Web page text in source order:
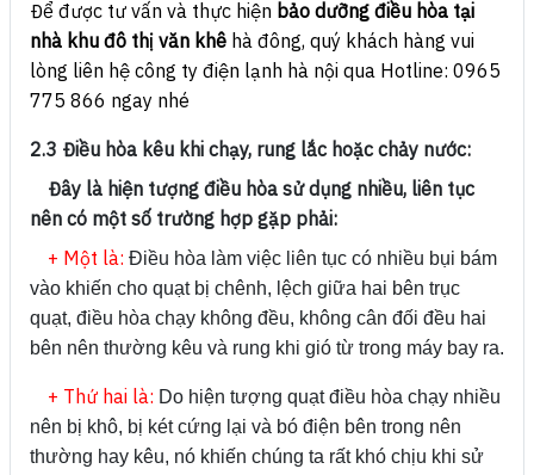
Để được tư vấn và thực hiện bảo dưỡng điều hòa tại
nhà khu đô thị văn khê hà đông, quý khách hàng vui
lòng liên hệ công ty điện lạnh hà nội qua Hotline: 0965
775 866 ngay nhé
2.3 Điều hòa kêu khi chạy, rung lắc hoặc chảy nước:
Đây là hiện tượng điều hòa sử dụng nhiều, liên tục
nên có một số trường hợp gặp phải:
+ Một là: Điều hòa làm việc liên tục có nhiều bụi bám
vào khiến cho quạt bị chênh, lệch giữa hai bên trục
quạt, điều hòa chạy không đều, không cân đối đều hai
bên nên thường kêu và rung khi gió từ trong máy bay ra.
+ Thứ hai là: Do hiện tượng quạt điều hòa chạy nhiều
nên bị khô, bị két cứng lại và bó điện bên trong nên
thường hay kêu, nó khiến chúng ta rất khó chịu khi sử